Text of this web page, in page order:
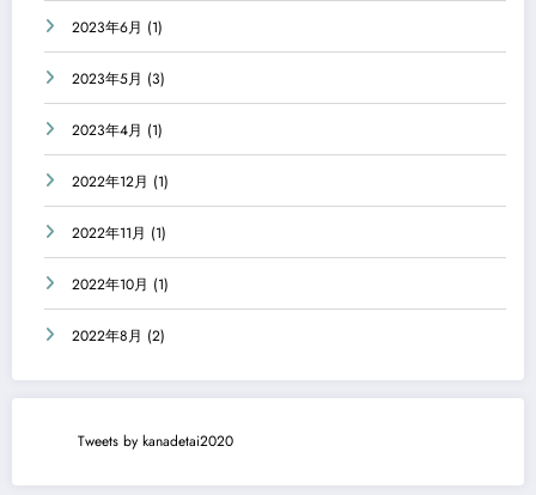
2023年6月 (1)
2023年5月 (3)
2023年4月 (1)
2022年12月 (1)
2022年11月 (1)
2022年10月 (1)
2022年8月 (2)
Tweets by kanadetai2020